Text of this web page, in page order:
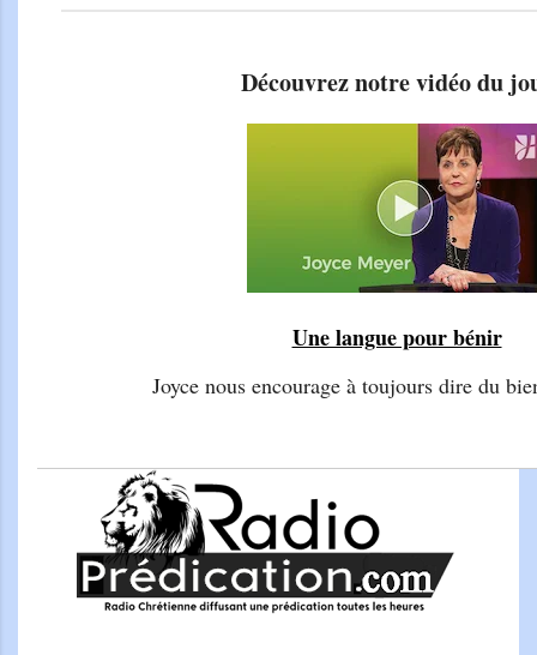
Découvrez notre vidéo du
Une langue pour bénir
Joyce nous encourage à toujours dire du